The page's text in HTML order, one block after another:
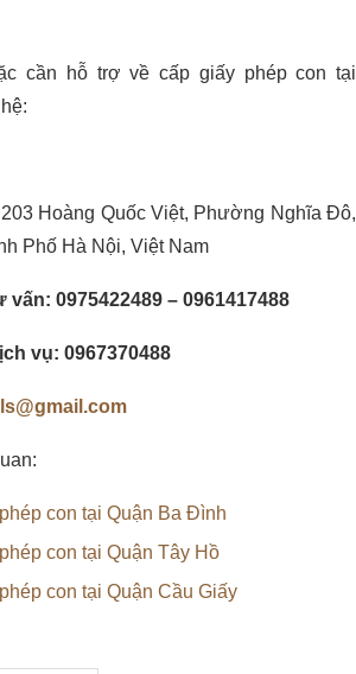
cần hỗ trợ về cấp giấy phép con tại
Hoàng Quốc Việt, Phường Nghĩa Đô,
Phố Hà Nội, Việt Nam
0975422489 – 0961417488
vụ: 0967370488
con tại Quận Ba Đình
con tại Quận Tây Hồ
con tại Quận Cầu Giấy